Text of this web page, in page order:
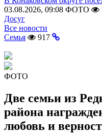
03.08.2026, 09:08 ФОТО
Досуг
Все новости
Семья
917
ФОТО
Две семьи из
района
любовь и